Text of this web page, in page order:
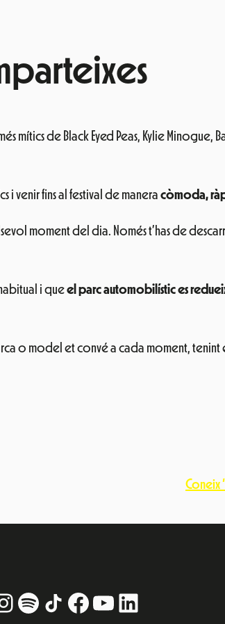
mítics de Black Eyed Peas, Kylie Minogue,
i venir fins al festival de manera còmoda,
moment del dia. Només t’has de
i queel parc automobilístic es
o model et convé a cada moment,
Coneix
# TikTokFacebook
YouTube
LinkedIn